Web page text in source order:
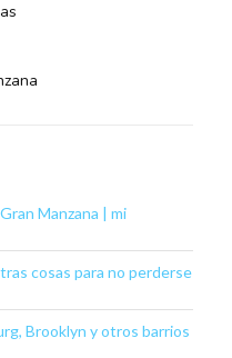
Manzana | mi
cosas para no perderse
Brooklyn y otros barrios